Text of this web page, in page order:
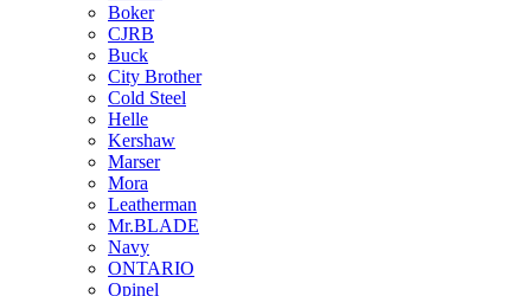
Boker
CJRB
Buck
City Brother
Cold Steel
Helle
Kershaw
Marser
Mora
Leatherman
Mr.BLADE
Navy
ONTARIO
Opinel